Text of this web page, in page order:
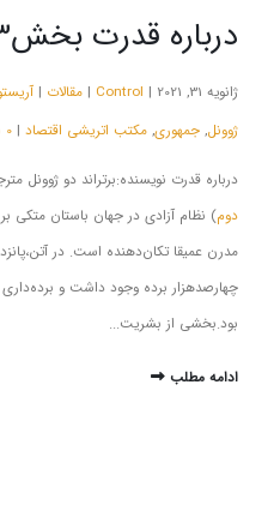
درباره قدرت بخش3
ژانویه 31, 2021 | Control
| مقالات |
ژوونل, جمهوری, مکتب اتریشی اقتصاد | 0 نظر
درباره قدرت نویسنده:برتراند دو ژوونل
دوم) نظام آزادی در جهان باستان متکی
مدرن عمیقا تکان‌دهنده است. در
چهارصد‌هزار برده وجود داشت و
بود.بخشی از بشریت...
ادامه مطلب